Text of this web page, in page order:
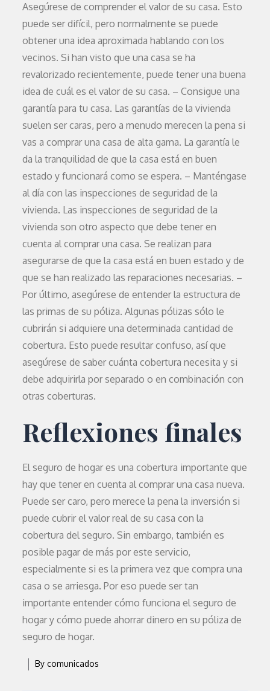
Asegúrese de comprender el valor de su casa. Esto
puede ser difícil, pero normalmente se puede
obtener una idea aproximada hablando con los
vecinos. Si han visto que una casa se ha
revalorizado recientemente, puede tener una buena
idea de cuál es el valor de su casa. – Consigue una
garantía para tu casa. Las garantías de la vivienda
suelen ser caras, pero a menudo merecen la pena si
vas a comprar una casa de alta gama. La garantía le
da la tranquilidad de que la casa está en buen
estado y funcionará como se espera. – Manténgase
al día con las inspecciones de seguridad de la
vivienda. Las inspecciones de seguridad de la
vivienda son otro aspecto que debe tener en
cuenta al comprar una casa. Se realizan para
asegurarse de que la casa está en buen estado y de
que se han realizado las reparaciones necesarias. –
Por último, asegúrese de entender la estructura de
las primas de su póliza. Algunas pólizas sólo le
cubrirán si adquiere una determinada cantidad de
cobertura. Esto puede resultar confuso, así que
asegúrese de saber cuánta cobertura necesita y si
debe adquirirla por separado o en combinación con
otras coberturas.
Reflexiones finales
El seguro de hogar es una cobertura importante que
hay que tener en cuenta al comprar una casa nueva.
Puede ser caro, pero merece la pena la inversión si
puede cubrir el valor real de su casa con la
cobertura del seguro. Sin embargo, también es
posible pagar de más por este servicio,
especialmente si es la primera vez que compra una
casa o se arriesga. Por eso puede ser tan
importante entender cómo funciona el seguro de
hogar y cómo puede ahorrar dinero en su póliza de
seguro de hogar.
Bycomunicados